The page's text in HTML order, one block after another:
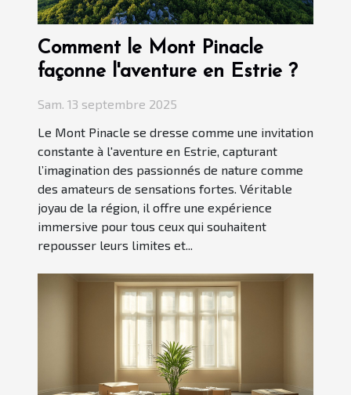
Comment le Mont Pinacle
façonne l'aventure en Estrie ?
Sam. 13 septembre 2025
Le Mont Pinacle se dresse comme une invitation
constante à l'aventure en Estrie, capturant
l’imagination des passionnés de nature comme
des amateurs de sensations fortes. Véritable
joyau de la région, il offre une expérience
immersive pour tous ceux qui souhaitent
repousser leurs limites et...